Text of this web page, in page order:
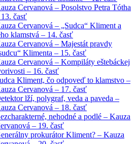
Cervanová – Posolstvo Petra Tótha
časť
Cervanová – „Sudca“ Kliment a
klamstvá – 14. časť
Cervanová – Majestát pravdy
Klimenta – 15. časť
Cervanová – Kompiláty eštebáckej
– 16. časť
Kliment, čo odpoveď to klamstvo –
Cervanová – 17. časť
lží, polygraf, veda a paveda –
Cervanová – 18. časť
nehodné a podlé – Kauza
– 19. časť
prokurátor Kliment? – Kauza